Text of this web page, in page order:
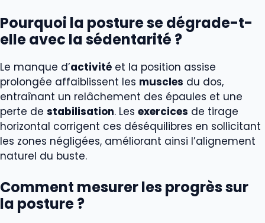
Pourquoi la posture se dégrade-t-
elle avec la sédentarité ?
Le manque d’activité et la position assise
prolongée affaiblissent les muscles du dos,
entraînant un relâchement des épaules et une
perte de stabilisation. Les exercices de tirage
horizontal corrigent ces déséquilibres en sollicitant
les zones négligées, améliorant ainsi l’alignement
naturel du buste.
Comment mesurer les progrès sur
la posture ?